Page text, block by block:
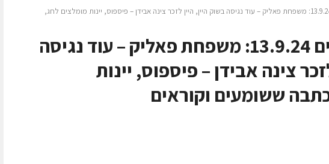
שמענו בין הגפנים 13.9.24: משפחת פאליק – עוד נגיסה בשוק היין, היין לזכר צינה אבידן – פיספוס, יינות מומלצים לחג,
שמענו בין הגפנים 13.9.24: משפחת פאליק – עוד נגיסה
צינה אבידן – פיספוס, יינות
ששומעים וקוראים